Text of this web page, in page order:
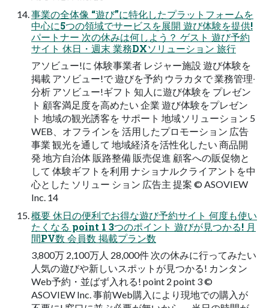
事業の全体像 “遊び”に特化したプラットフォームを
中心に5つの領域でサービスを展開 遊び体験を提供!
パートナー 次の休みは何しよう？ ゲスト 遊び予約
サイト 休日・週末 業務DXソリューション 旅行
アソビュー!に 体験事業者 レジャー施設 遊び体験を
掲載 アソビュー!で 遊びを予約 ウラカタで 業務管理‧
分析 アソビュー!ギフト 知⼈に遊び体験を プレゼン
ト 顧客満足度を高めたい 企業 遊び体験をプレゼン
ト 地域の観光誘客を サポート 地域ソリューション 5
WEB、オフラインを 活⽤したプロモーション 広告
事業 観光を通して 地域経済を活性化したい 商品開
発 地方自治体 販路整備 販売促進 顧客への販促物と
して 体験ギフトを利⽤ ナショナルクライアントを中
心とした ソリュー ション 広告主 提案 © ASOVIEW
Inc. 14
概要 休日の便利でお得な遊び予約サイト 何度も使い
たくなる point 1 3つのポイント 遊びが見つかる! 月
間PV数 会員数 掲載プラン数
3,800万 2,100万人 28,000件 次の休みに行ってみたい
人気の遊びや新しいスポットが見つかる! カンタン
Web予約・並ばず入れる! point 2 point 3 ©
ASOVIEW Inc. 事前Web購入により現地での購入が